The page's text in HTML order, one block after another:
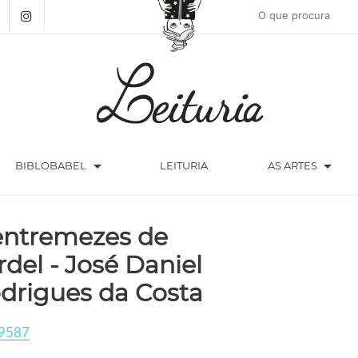
BIBLOBABEL arrow_drop_down LEITURIA AS ARTES arrow_drop_down
de
- José Daniel
da Costa